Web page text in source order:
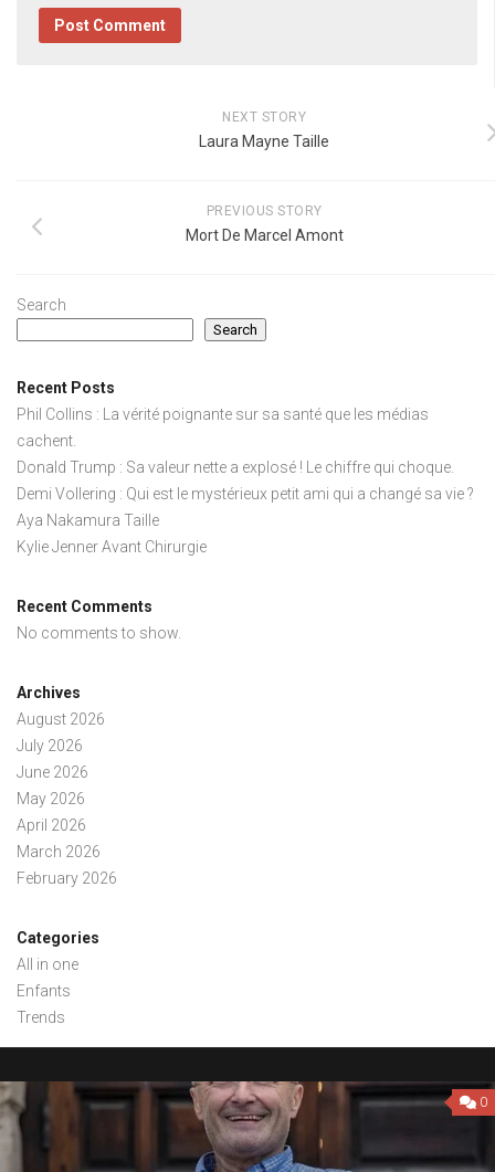
NEXT STORY
Laura Mayne Taille
PREVIOUS STORY
Mort De Marcel Amont
Search
Search
Recent Posts
Phil Collins : La vérité poignante sur sa santé que les médias
cachent.
Donald Trump : Sa valeur nette a explosé ! Le chiffre qui choque.
Demi Vollering : Qui est le mystérieux petit ami qui a changé sa vie ?
Aya Nakamura Taille
Kylie Jenner Avant Chirurgie
Recent Comments
No comments to show.
Archives
August 2026
July 2026
June 2026
May 2026
April 2026
March 2026
February 2026
Categories
All in one
Enfants
Trends
0